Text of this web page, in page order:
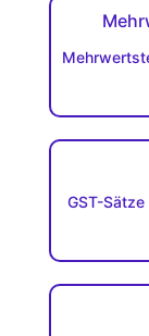
GST-